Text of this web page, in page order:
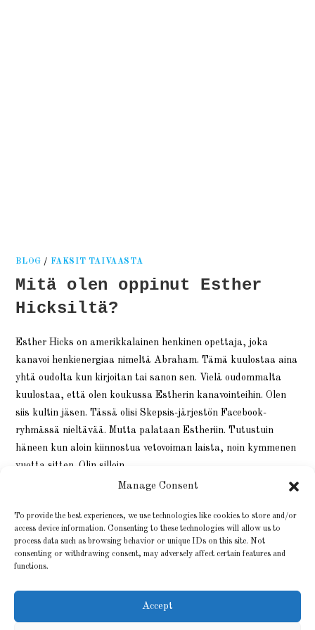
Manage Consent
To provide the best experiences, we use technologies like cookies to store and/or
access device information. Consenting to these technologies will allow us to
process data such as browsing behavior or unique IDs on this site. Not
consenting or withdrawing consent, may adversely affect certain features and
functions.
Accept
BLOG / FAKSIT TAIVAASTA
Mitä olen oppinut Esther
Hicksiltä?
Esther Hicks on amerikkalainen henkinen opettaja, joka
kanavoi henkienergiaa nimeltä Abraham. Tämä kuulostaa aina
yhtä oudolta kun kirjoitan tai sanon sen. Vielä oudommalta
kuulostaa, että olen koukussa Estherin kanavointeihin. Olen
siis kultin jäsen. Tässä olisi Skepsis-järjestön Facebook-
ryhmässä nieltävää. Mutta palataan Estheriin. Tutustuin
häneen kun aloin kiinnostua vetovoiman laista, noin kymmenen
vuotta sitten. Olin silloin…